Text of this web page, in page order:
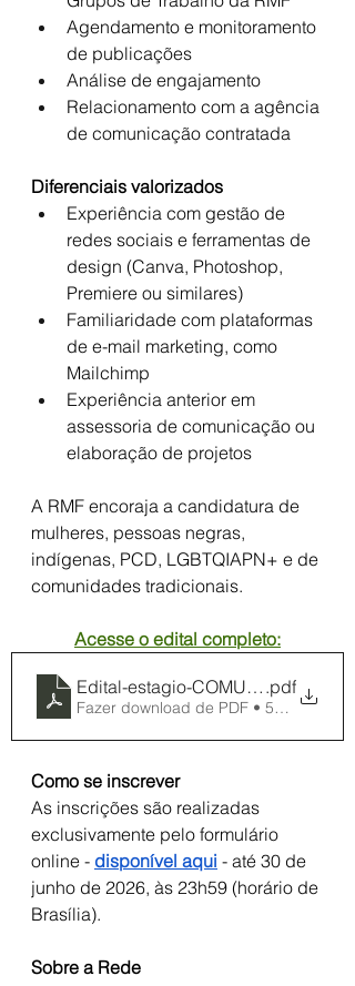
Agendamento e monitoramento
de publicações
Análise de engajamento
Relacionamento com a agência
de comunicação contratada
Diferenciais valorizados
Experiência com gestão de
redes sociais e ferramentas de
design (Canva, Photoshop,
Premiere ou similares)
Familiaridade com plataformas
de e-mail marketing, como
Mailchimp
Experiência anterior em
assessoria de comunicação ou
elaboração de projetos
A RMF encoraja a candidatura de
mulheres, pessoas negras,
indígenas, PCD, LGBTQIAPN+ e de
comunidades tradicionais.
Acesse o edital completo:
Edital-estagio-COMUNICACAO-
.pdf
Fazer download de PDF • 521KB
Como se inscrever
As inscrições são realizadas
exclusivamente pelo formulário
online - disponível aqui - até 30 de
junho de 2026, às 23h59 (horário de
Brasília).
Sobre a Rede